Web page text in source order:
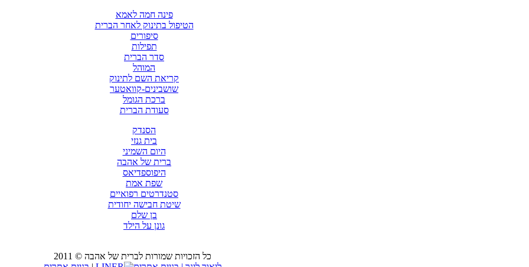
פינה חמה לאמא
הטיפול בתינוק לאחר הברית
סיפורים
תפילות
סדר הברית
המוהל
קריאת השם לתינוק
שושבינים-קוואטער
ברכת הגומל
סעודת הברית
הסנדק
בית גנזי
היום השמיני
ברית של אהבה
היפוספדיאס
שפת אמת
סטנדרטים רפואיים
שיטת חבישה יחודית
בן שלם
גונן על הילד
כל הזכויות שמורות לברית של אהבה © 2011